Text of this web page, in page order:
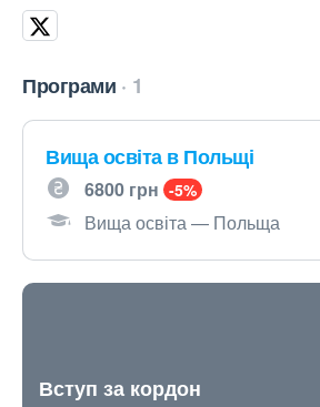
Програми 1
Вища освіта в Польщі
6800 грн -5%
Вища освіта — Польща
Вступ за кордон